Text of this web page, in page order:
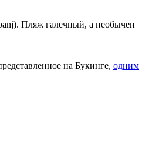
Пляж галечный, а необычен
на Букинге, одним